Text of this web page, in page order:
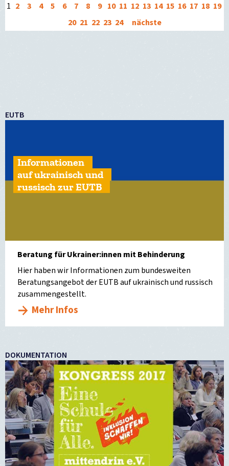
1 2 3 4 5 6 7 8 9 10 11 12 13 14 15 16 17 18 19
20 21 22 23 24 nächste
EUTB
Informationen
auf ukrainisch und
russisch zur EUTB
Beratung für Ukrainer:innen mit Behinderung
Hier haben wir Informationen zum bundesweiten
Beratungsangebot der EUTB auf ukrainisch und russisch
zusammengestellt.
Mehr Infos
DOKUMENTATION